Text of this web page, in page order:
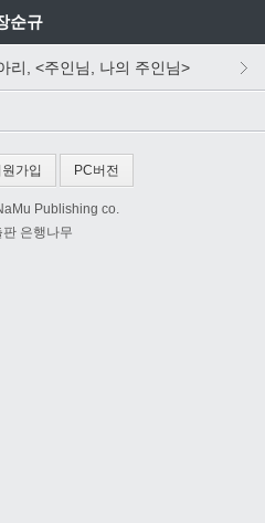
순규
리, <주인님, 나의 주인님>
원가입 PC버전
Publishing co.
판 은행나무